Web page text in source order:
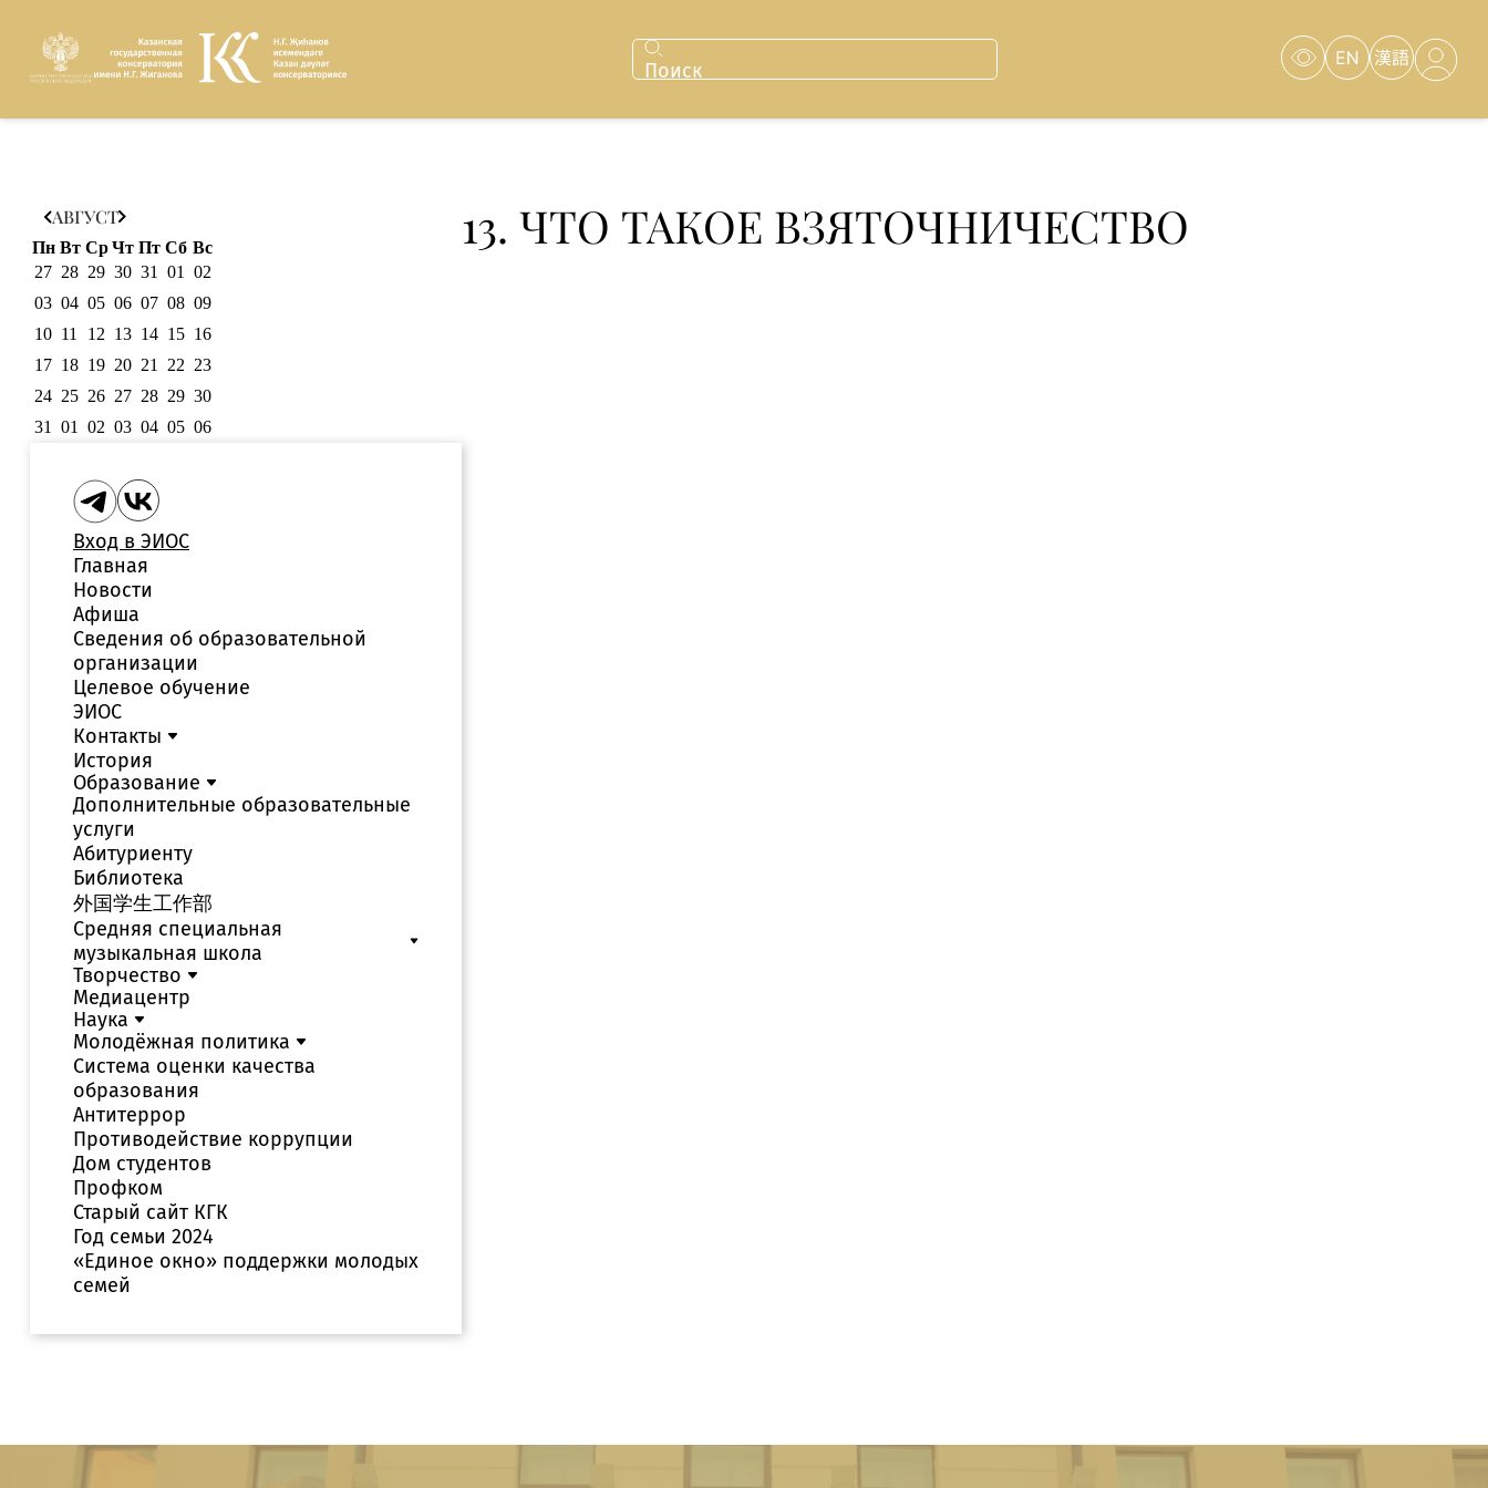
Поиск
Версия для
слабовидящих
АВГУСТ
Пн Вт Ср Чт Пт Сб Вс
27 28 29 30 31 01
02
03 04 05 06 07 08 09
10 11 12 13 14 15 16
17 18 19 20 21 22 23
24 25 26 27 28 29 30
31
01 02 03 04 05 06
Вход в ЭИОС
Главная
Новости
Афиша
Сведения об образовательной
организации
Целевое обучение
ЭИОС
Контакты
История
Образование
Дополнительные образовательные
услуги
Абитуриенту
Библиотека
外国学生工作部
Средняя специальная
музыкальная школа
Творчество
Медиацентр
Наука
Молодёжная политика
Система оценки качества
образования
Антитеррор
Противодействие коррупции
Дом студентов
Профком
Старый сайт КГК
Год семьи 2024
«Единое окно» поддержки молодых
семей
13. ЧТО ТАКОЕ ВЗЯТОЧНИЧЕСТВО
слабовидящих